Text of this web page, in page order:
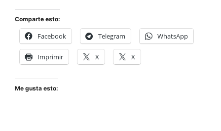
Comparte esto:
Facebook Telegram WhatsApp
Imprimir X X
Me gusta esto: